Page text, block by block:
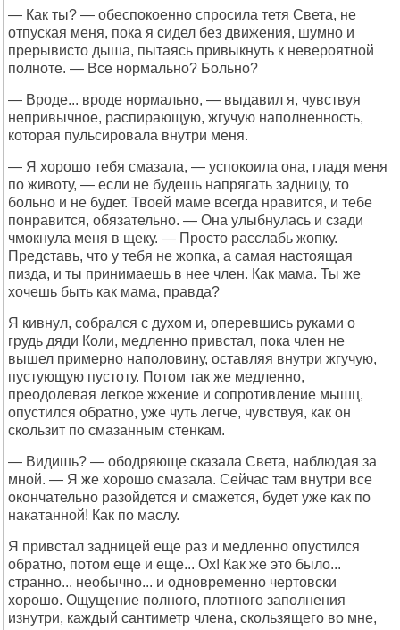
— Как ты? — обеспокоенно спросила тетя Света, не
отпуская меня, пока я сидел без движения, шумно и
прерывисто дыша, пытаясь привыкнуть к невероятной
полноте. — Все нормально? Больно?
— Вроде... вроде нормально, — выдавил я, чувствуя
непривычное, распирающую, жгучую наполненность,
которая пульсировала внутри меня.
— Я хорошо тебя смазала, — успокоила она, гладя меня
по животу, — если не будешь напрягать задницу, то
больно и не будет. Твоей маме всегда нравится, и тебе
понравится, обязательно. — Она улыбнулась и сзади
чмокнула меня в щеку. — Просто расслабь жопку.
Представь, что у тебя не жопка, а самая настоящая
пизда, и ты принимаешь в нее член. Как мама. Ты же
хочешь быть как мама, правда?
Я кивнул, собрался с духом и, оперевшись руками о
грудь дяди Коли, медленно привстал, пока член не
вышел примерно наполовину, оставляя внутри жгучую,
пустующую пустоту. Потом так же медленно,
преодолевая легкое жжение и сопротивление мышц,
опустился обратно, уже чуть легче, чувствуя, как он
скользит по смазанным стенкам.
— Видишь? — ободряюще сказала Света, наблюдая за
мной. — Я же хорошо смазала. Сейчас там внутри все
окончательно разойдется и смажется, будет уже как по
накатанной! Как по маслу.
Я привстал задницей еще раз и медленно опустился
обратно, потом еще и еще... Ох! Как же это было...
странно... необычно... и одновременно чертовски
хорошо. Ощущение полного, плотного заполнения
изнутри, каждый сантиметр члена, скользящего во мне,